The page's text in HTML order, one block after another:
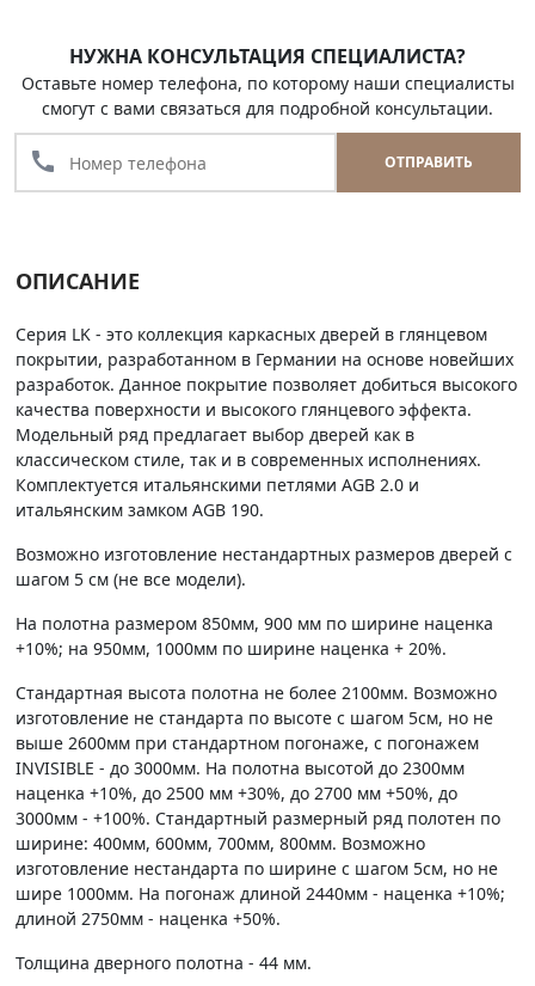
НУЖНА КОНСУЛЬТАЦИЯ СПЕЦИАЛИСТА?
Оставьте номер телефона, по которому наши специалисты
смогут с вами связаться для подробной консультации.
call ОТПРАВИТЬ
ОПИСАНИЕ
Серия LK - это коллекция каркасных дверей в глянцевом
покрытии, разработанном в Германии на основе новейших
разработок. Данное покрытие позволяет добиться высокого
качества поверхности и высокого глянцевого эффекта.
Модельный ряд предлагает выбор дверей как в
классическом стиле, так и в современных исполнениях.
Комплектуется итальянскими петлями AGB 2.0 и
итальянским замком AGB 190.
Возможно изготовление нестандартных размеров дверей с
шагом 5 см (не все модели).
На полотна размером 850мм, 900 мм по ширине наценка
+10%; на 950мм, 1000мм по ширине наценка + 20%.
Стандартная высота полотна не более 2100мм. Возможно
изготовление не стандарта по высоте с шагом 5см, но не
выше 2600мм при стандартном погонаже, с погонажем
INVISIBLE - до 3000мм. На полотна высотой до 2300мм
наценка +10%, до 2500 мм +30%, до 2700 мм +50%, до
3000мм - +100%. Стандартный размерный ряд полотен по
ширине: 400мм, 600мм, 700мм, 800мм. Возможно
изготовление нестандарта по ширине с шагом 5см, но не
шире 1000мм. На погонаж длиной 2440мм - наценка +10%;
длиной 2750мм - наценка +50%.
Толщина дверного полотна - 44 мм.